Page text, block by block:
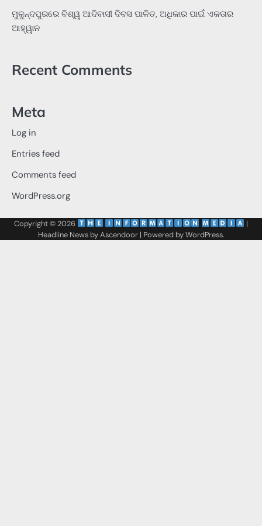
ମୁକୁନ୍ଦପୁରରେ ବିଶ୍ୱ ଆଦିବାସୀ ଦିବସ ପାଳିତ, ଅଧିକାର ପାଇଁ ଏକତାର
ଆହ୍ୱାନ
Recent Comments
Meta
Log in
Entries feed
Comments feed
WordPress.org
Copyright © 2026
|
Headline News byAscendoor| Powered byWordPress.